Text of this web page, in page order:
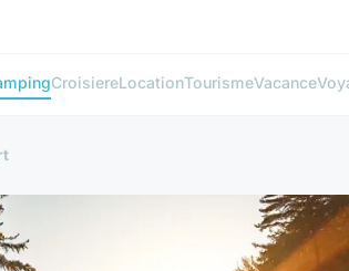
CroisiereLocationTourismeVacance